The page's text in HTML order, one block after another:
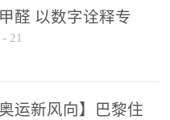
醛 以数字诠释专
除醛品牌实力！
- 21
奥运新风向】巴黎住